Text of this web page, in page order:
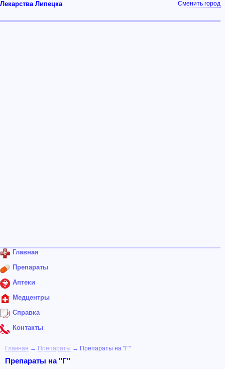
Лекарства Липецка Сменить город
Главная
Препараты
Аптеки
Медцентры
Справка
Контакты
Главная → Препараты → Препараты на "Г"
Препараты на "Г"